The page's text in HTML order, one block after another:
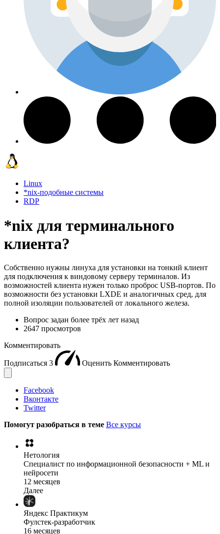
Linux
*nix-подобные системы
RDP
*nix для терминального
клиента?
Собственно нужны линуха для установки на тонкий клиент
для подключения к виндовому серверу терминалов. Из
возможностей клиента нужен только проброс USB-портов. По
возможности без установки LXDE и аналогичных сред, для
полной изоляции пользователей от локального железа.
Вопрос задан более трёх лет назад
2647 просмотров
Комментировать
Подписаться 3 Оценить Комментировать
Facebook
Вконтакте
Twitter
Помогут разобраться в теме Все курсы
Нетология
Специалист по информационной безопасности + ML и
нейросети
12 месяцев
Далее
Яндекс Практикум
Фулстек-разработчик
16 месяцев